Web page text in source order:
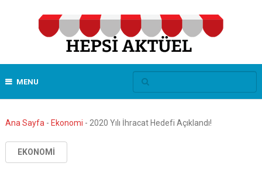
MENU
Ana Sayfa - Ekonomi - 2020 Yılı İhracat Hedefi Açıklandı!
EKONOMI